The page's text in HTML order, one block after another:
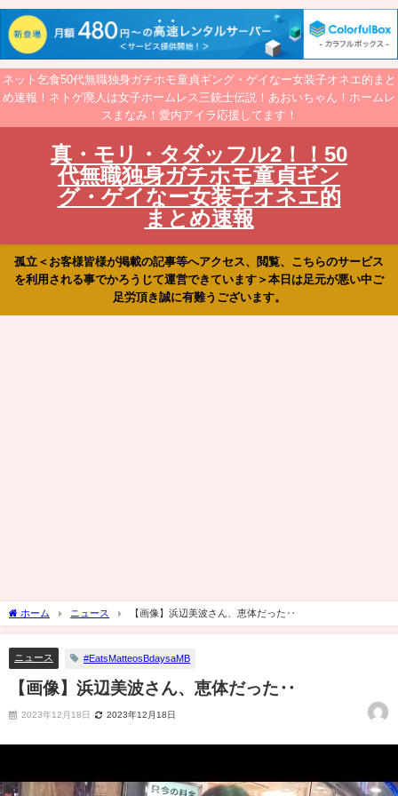
ネット乞食50代無職独身ガチホモ童貞ギング・ゲイなー女装子オネエ的まと
め速報！ネトゲ廃人は女子ホームレス三銃士伝説！あおいちゃん！ホームレ
スまなみ！愛内アイラ応援してます！
真・モリ・タダッフル2！！50
代無職独身ガチホモ童貞ギン
グ・ゲイなー女装子オネエ的
まとめ速報
孤立＜お客様皆様が掲載の記事等へアクセス、閲覧、こちらのサービス
を利用される事でかろうじて運営できています＞本日は足元が悪い中ご
足労頂き誠に有難うございます。
ホーム ニュース 【画像】浜辺美波さん、恵体だった‥
ニュース #EatsMatteosBdaysaMB
【画像】浜辺美波さん、恵体だった‥
2023年12月18日 2023年12月18日